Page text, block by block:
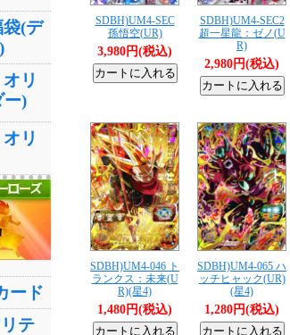
(デ
リ
ー)
リ
ード
テ
SDBH)UM4-SEC
孫悟空(UR)
3,980円(税込)
SDBH)UM4-SEC2
超一星龍：ゼノ(U
R)
2,980円(税込)
SDBH)UM4-046 ト
ランクス：未来(U
R)(星4)
1,480円(税込)
SDBH)UM4-065 ハ
ッチヒャック(UR)
(星4)
1,280円(税込)